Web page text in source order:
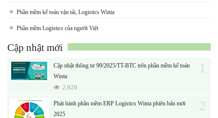
Phần mềm kế toán vận tải, Logistics Winta
Phần mềm Logistics của người Việt
Cập nhật mới
Cập nhật thông tư 99/2025/TT-BTC trên phần mềm kế toán
Winta
2,026
1
Phát hành phần mềm ERP Logistics Winta phiên bản mới
2025
2